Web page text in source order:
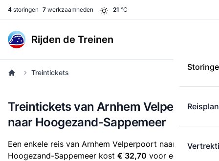
4 storingen 7 werkzaamheden 21 °C
Rijden de Treinen
Treintickets
Treintickets van Arnhem Velperpoort
naar Hoogezand-Sappemeer
Een enkele reis van Arnhem Velperpoort naar
Hoogezand-Sappemeer kost € 32,70 voor een e-